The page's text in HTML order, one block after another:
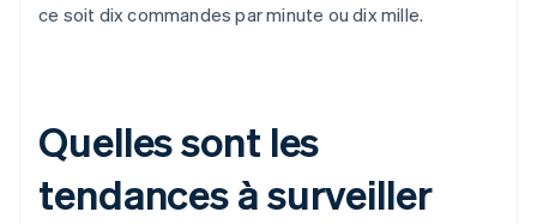
ce soit dix commandes par minute ou dix mille.
Quelles sont les
tendances à surveiller